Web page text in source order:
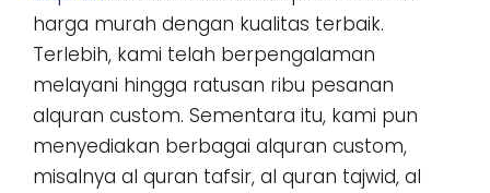
harga murah dengan kualitas terbaik.
Terlebih, kami telah berpengalaman
melayani hingga ratusan ribu pesanan
alquran custom. Sementara itu, kami pun
menyediakan berbagai alquran custom,
misalnya al quran tafsir, al quran tajwid, al